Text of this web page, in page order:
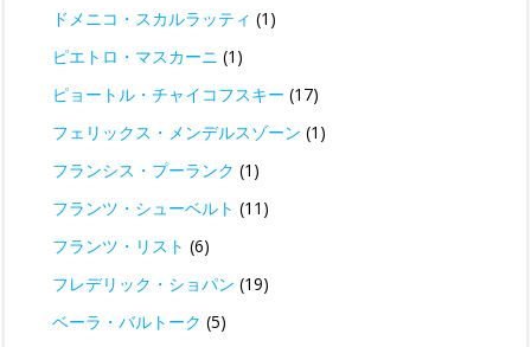
ドメニコ・スカルラッティ (1)
ピエトロ・マスカーニ (1)
ピョートル・チャイコフスキー (17)
フェリックス・メンデルスゾーン (1)
フランシス・プーランク (1)
フランツ・シューベルト (11)
フランツ・リスト (6)
フレデリック・ショパン (19)
ベーラ・バルトーク (5)